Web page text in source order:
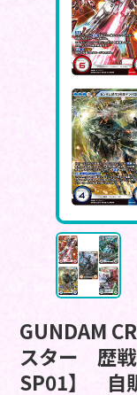
GUNDAM
スター 歴
SP01】 自